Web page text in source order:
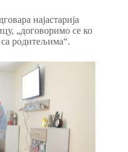
најастарија
„договоримо се ко
са родитељима“.